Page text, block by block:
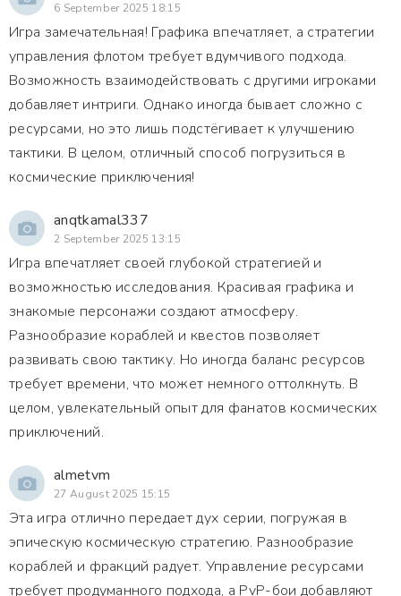
6 September 2025 18:15
Игра замечательная! Графика впечатляет, а стратегии
управления флотом требует вдумчивого подхода.
Возможность взаимодействовать с другими игроками
добавляет интриги. Однако иногда бывает сложно с
ресурсами, но это лишь подстёгивает к улучшению
тактики. В целом, отличный способ погрузиться в
космические приключения!
anqtkamal337
2 September 2025 13:15
Игра впечатляет своей глубокой стратегией и
возможностью исследования. Красивая графика и
знакомые персонажи создают атмосферу.
Разнообразие кораблей и квестов позволяет
развивать свою тактику. Но иногда баланс ресурсов
требует времени, что может немного оттолкнуть. В
целом, увлекательный опыт для фанатов космических
приключений.
almetvm
27 August 2025 15:15
Эта игра отлично передает дух серии, погружая в
эпическую космическую стратегию. Разнообразие
кораблей и фракций радует. Управление ресурсами
требует продуманного подхода, а PvP-бои добавляют